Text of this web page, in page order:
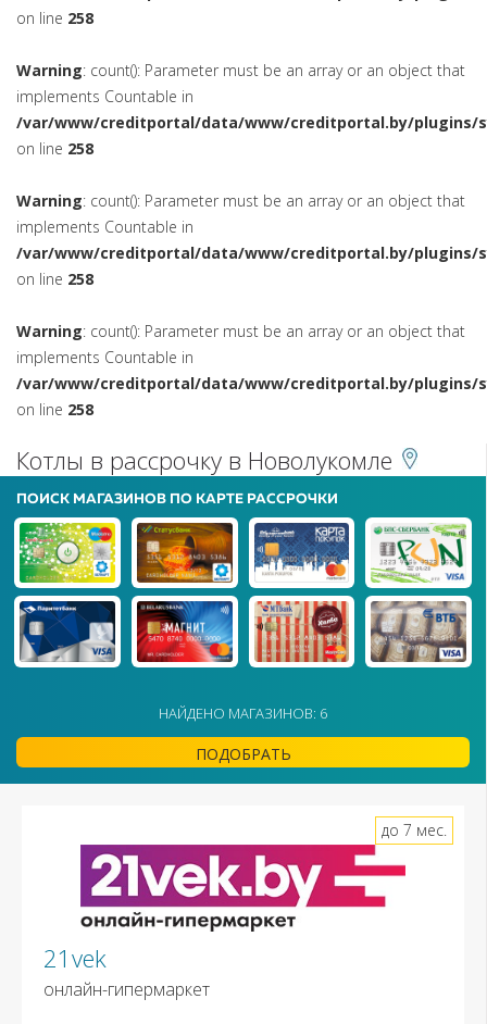
on line 258
Warning: count(): Parameter must be an array or an object that
implements Countable in
/var/www/creditportal/data/www/creditportal.by/plugins/
on line 258
Warning: count(): Parameter must be an array or an object that
implements Countable in
/var/www/creditportal/data/www/creditportal.by/plugins/
on line 258
Warning: count(): Parameter must be an array or an object that
implements Countable in
/var/www/creditportal/data/www/creditportal.by/plugins/
on line 258
Котлы в рассрочку в Новолукомле
ПОИСК МАГАЗИНОВ ПО КАРТЕ РАССРОЧКИ
НАЙДЕНО МАГАЗИНОВ: 6
ПОДОБРАТЬ
21vek
онлайн-гипермаркет
до 7 мес.